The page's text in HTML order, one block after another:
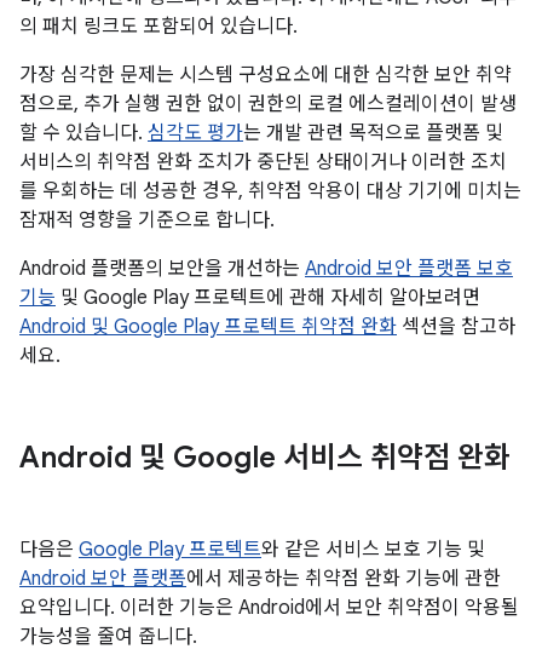
의 패치 링크도 포함되어 있습니다.
가장 심각한 문제는 시스템 구성요소에 대한 심각한 보안 취약
점으로, 추가 실행 권한 없이 권한의 로컬 에스컬레이션이 발생
할 수 있습니다. 심각도 평가는 개발 관련 목적으로 플랫폼 및
서비스의 취약점 완화 조치가 중단된 상태이거나 이러한 조치
를 우회하는 데 성공한 경우, 취약점 악용이 대상 기기에 미치는
잠재적 영향을 기준으로 합니다.
Android 플랫폼의 보안을 개선하는 Android 보안 플랫폼 보호
기능 및 Google Play 프로텍트에 관해 자세히 알아보려면
Android 및 Google Play 프로텍트 취약점 완화 섹션을 참고하
세요.
Android 및 Google 서비스 취약점 완화
다음은 Google Play 프로텍트와 같은 서비스 보호 기능 및
Android 보안 플랫폼에서 제공하는 취약점 완화 기능에 관한
요약입니다. 이러한 기능은 Android에서 보안 취약점이 악용될
가능성을 줄여 줍니다.